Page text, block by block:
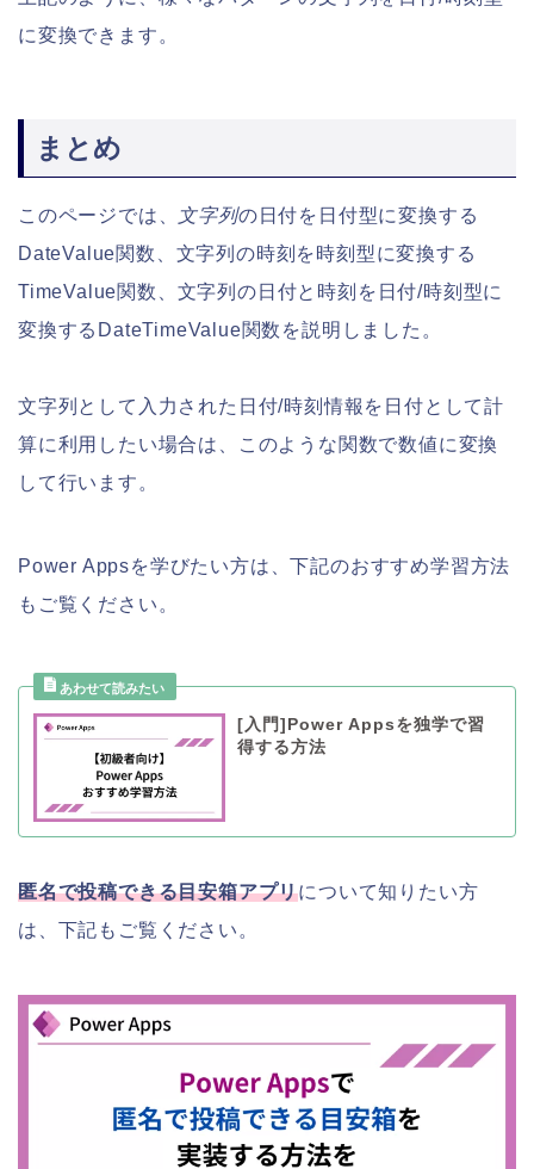
に変換できます。
まとめ
このページでは、 文字列の日付を日付型に変換する
DateValue関数、文字列の時刻を時刻型に変換する
TimeValue関数、文字列の日付と時刻を日付/時刻型に
変換するDateTimeValue関数を説明しました。
文字列として入力された日付/時刻情報を日付として計
算に利用したい場合は、このような関数で数値に変換
して行います。
Power Appsを学びたい方は、下記のおすすめ学習方法
もご覧ください。
[入門]Power Appsを独学で習
得する方法
匿名で投稿できる目安箱アプリについて知りたい方
は、下記もご覧ください。